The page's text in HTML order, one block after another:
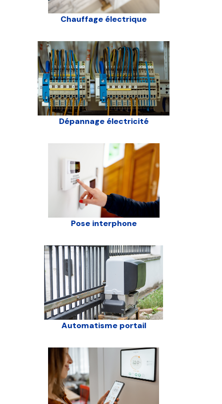
Chauffage électrique
Dépannage électricité
Pose interphone
Automatisme portail